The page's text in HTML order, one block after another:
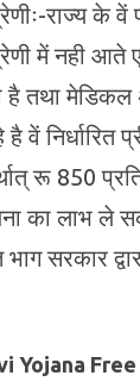
राज्य के वें
में नही आते
है तथा
वें निर्धारित
रू 850 प्रति
का लाभ ले
सरकार
Yojana